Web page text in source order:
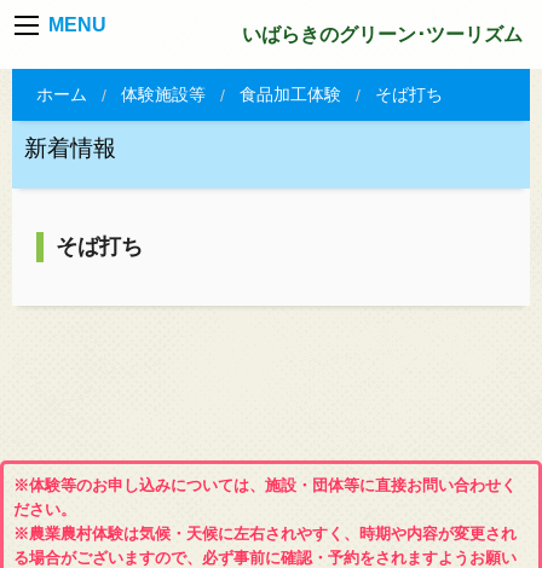
MENU いばらきのグリーン･ツーリズム
ホーム 体験施設等 食品加工体験 そば打ち
新着情報
そば打ち
※体験等のお申し込みについては、施設・団体等に直接お問い合わせく
ださい。
※農業農村体験は気候・天候に左右されやすく、時期や内容が変更され
る場合がございますので、必ず事前に確認・予約をされますようお願い